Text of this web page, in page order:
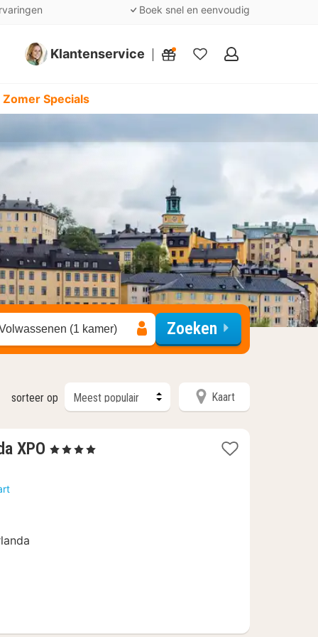
Boek snel en eenvoudig
Klantenservice
Mijn
Specials
(1 kamer) Zoeken
sorteer op Kaart
XPO 1
, 4 Sterren